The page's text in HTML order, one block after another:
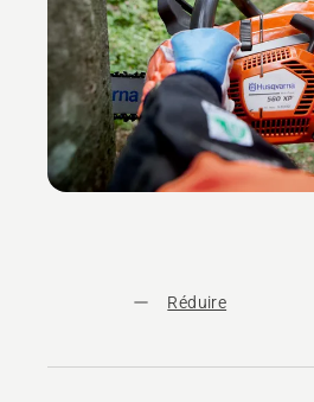
Réduire